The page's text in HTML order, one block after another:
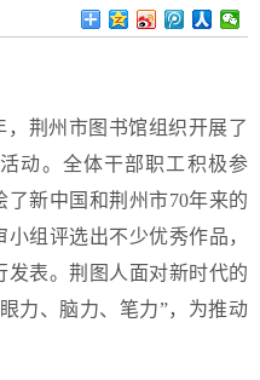
，荆州市图书馆组织开展了
动。全体干部职工积极参
新中国和荆州市70年来的
组评选出不少优秀作品，
表。荆图人面对新时代的
力、脑力、笔力”，为推动